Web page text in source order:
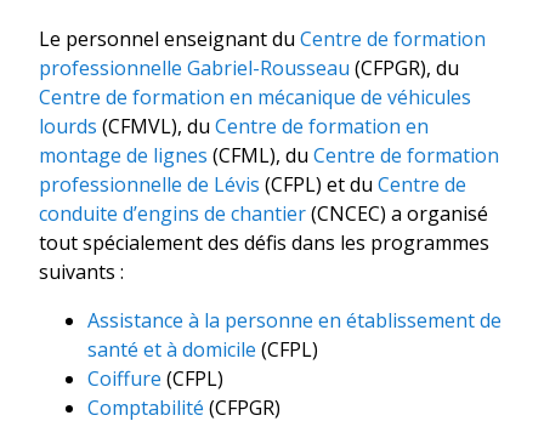
Le personnel enseignant du Centre de formation
professionnelle Gabriel-Rousseau (CFPGR), du
Centre de formation en mécanique de véhicules
lourds (CFMVL), du Centre de formation en
montage de lignes (CFML), du Centre de formation
professionnelle de Lévis (CFPL) et du Centre de
conduite d’engins de chantier(CNCEC) a organisé
tout spécialement des défis dans les programmes
suivants :
Assistance à la personne en établissement de
santé et à domicile (CFPL)
Coiffure (CFPL)
Comptabilité (CFPGR)